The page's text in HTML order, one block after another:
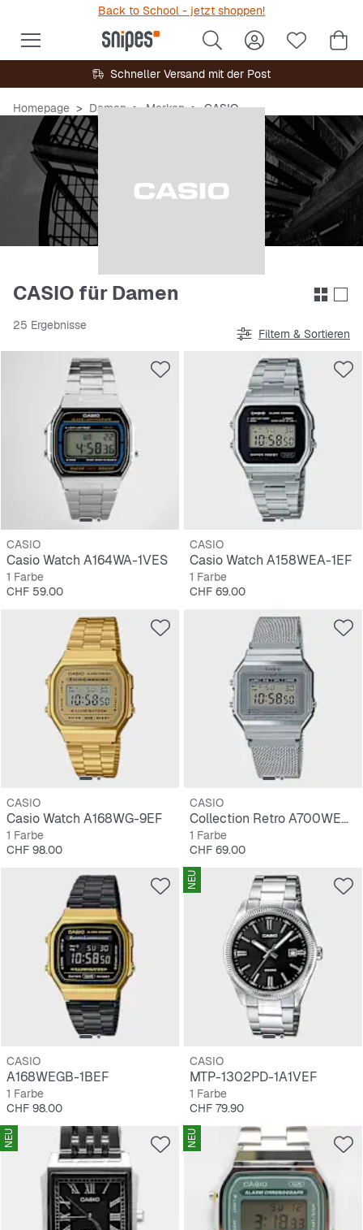
Back to School - jetzt shoppen!
Schneller Versand mit der Post
Homepage Damen Marken CASIO
CASIO für Damen
25 Ergebnisse
Filtern & Sortieren
CASIO
Casio Watch A164WA-1VES
1 Farbe
Preis
CHF 59.00
CASIO
Casio Watch A158WEA-1EF
1 Farbe
Preis
CHF 69.00
CASIO
Casio Watch A168WG-9EF
1 Farbe
Preis
CHF 98.00
CASIO
Collection Retro A700WEM-7AEF
1 Farbe
Preis
CHF 69.00
CASIO
A168WEGB-1BEF
1 Farbe
Preis
CHF 98.00
NEU
CASIO
MTP-1302PD-1A1VEF
1 Farbe
Preis
CHF 79.90
NEU NEU